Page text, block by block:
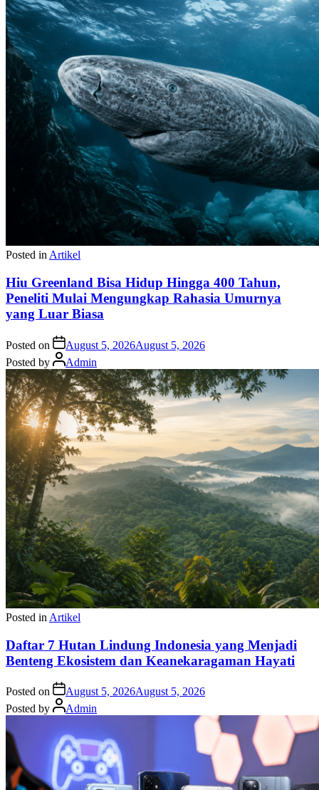
Posted in Artikel
Hiu Greenland Bisa Hidup Hingga 400 Tahun,
Peneliti Mulai Mengungkap Rahasia Umurnya
yang Luar Biasa
Posted on August 5, 2026August 5, 2026
Posted by
Admin
Posted in Artikel
Daftar 7 Hutan Lindung Indonesia yang Menjadi
Benteng Ekosistem dan Keanekaragaman Hayati
Posted on August 5, 2026August 5, 2026
Posted by
Admin